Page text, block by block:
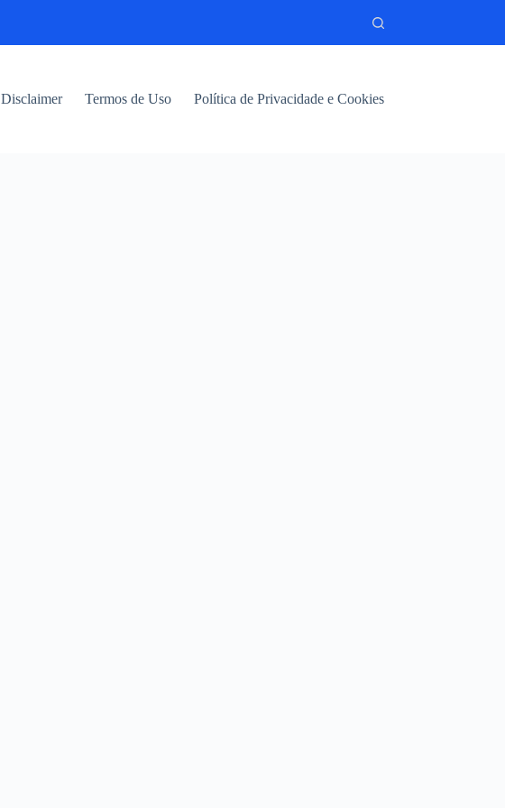
Disclaimer Termos de Uso Política de Privacidade e Cookies